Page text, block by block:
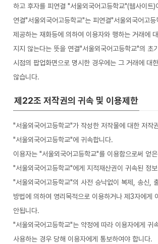
하고 후자를 피연결 "서울외국어고등학교"(웹사이트)
연결"서울외국어고등학교"는 피연결"서울외국어고
제공하는 재화등에 의하여 이용자와 행하는 거래에
지지 않는다는 뜻을 연결"서울외국어고등학교"의 초
시점의 팝업화면으로 명시한 경우에는 그 거래에 대
않습니다.
제22조 저작권의 귀속 및 이용제한
"서울외국어고등학교"가 작성한 저작물에 대한 저작
"서울외국어고등학교"에 귀속합니다.
이용자는 "서울외국어고등학교"를 이용함으로써 얻
"서울외국어고등학교"에게 지적재산권이 귀속된 정
"서울외국어고등학교"의 사전 승낙없이 복제, 송신,
방법에 의하여 영리목적으로 이용하거나 제3자에게
안됩니다.
"서울외국어고등학교"는 약정에 따라 이용자에게 귀
사용하는 경우 당해 이용자에게 통보하여야 합니다.